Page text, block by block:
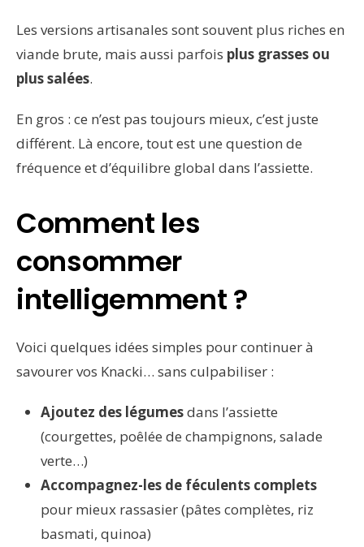
Les versions artisanales sont souvent plus riches en
viande brute, mais aussi parfois plus grasses ou
plus salées.
En gros : ce n’est pas toujours mieux, c’est juste
différent. Là encore, tout est une question de
fréquence et d’équilibre global dans l’assiette.
Comment les
consommer
intelligemment ?
Voici quelques idées simples pour continuer à
savourer vos Knacki… sans culpabiliser :
Ajoutez des légumesdans l’assiette
(courgettes, poêlée de champignons, salade
verte…)
Accompagnez-les de féculents complets
pour mieux rassasier (pâtes complètes, riz
basmati, quinoa)